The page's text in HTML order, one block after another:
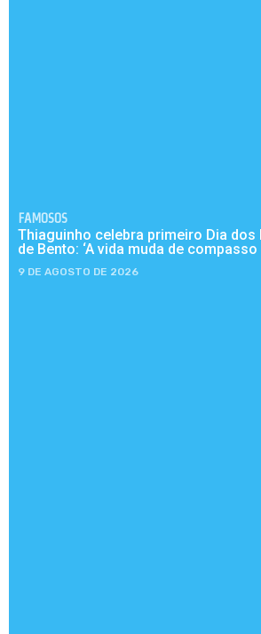
FAMOSOS
Thiaguinho celebra primeiro Dia dos
de Bento: ‘A vida muda de compasso
9 DE AGOSTO DE 2026